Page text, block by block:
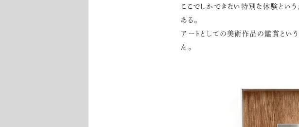
ここでしかできない特別な体験とい
ある。
アートとしての美術作品の鑑賞とい
た。